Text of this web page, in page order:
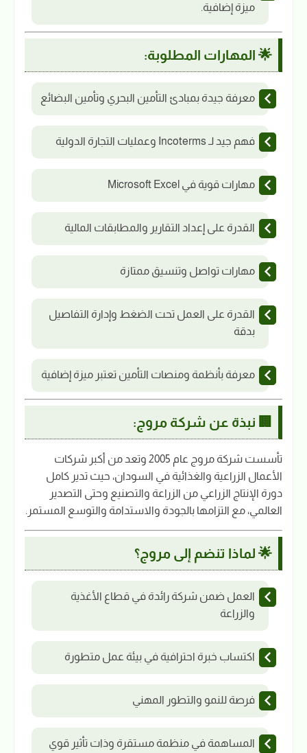
ميزة إضافية.
🌟 المهارات المطلوبة:
معرفة جيدة بمبادئ التأمين البحري وتأمين البضائع
فهم جيد لـ Incoterms وعمليات التجارة الدولية
مهارات قوية في Microsoft Excel
القدرة على إعداد التقارير والمطابقات المالية
مهارات تواصل وتنسيق ممتازة
القدرة على العمل تحت الضغط وإدارة التفاصيل
بدقة
معرفة بأنظمة ومنصات التأمين تعتبر ميزة إضافية
🏢 نبذة عن شركة مروج:
تأسست شركة مروج عام 2005 وتعد من أكبر شركات
الأعمال الزراعية والغذائية في السودان، حيث تدير كامل
دورة الإنتاج الزراعي من الزراعة والتصنيع وحتى التصدير
العالمي، مع التزامها بالجودة والاستدامة والتوسع المستمر.
🌟 لماذا تنضم إلى مروج؟
العمل ضمن شركة رائدة في قطاع الأغذية
والزراعة
اكتساب خبرة احترافية في بيئة عمل متطورة
فرصة للنمو والتطور المهني
المساهمة في منظمة مستقرة وذات تأثير قوي